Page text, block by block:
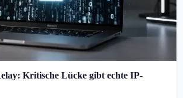
Kritische Lücke gibt echte IP-